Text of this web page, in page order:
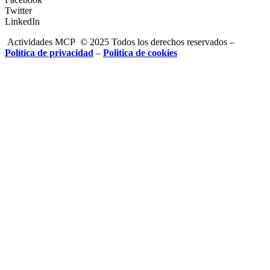
Twitter
LinkedIn
Actividades MCP © 2025 Todos los derechos reservados –
Política de privacidad – Politica de cookies